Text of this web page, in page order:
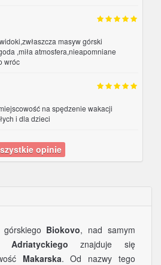
masyw górski
,miła atmosfera,nieapomniane
wróc
na spędzenie wakacji
i dla dzieci
opinie
Biokovo, nad samym
Adriatyckiego znajduje się
Makarska. Od nazwy tego